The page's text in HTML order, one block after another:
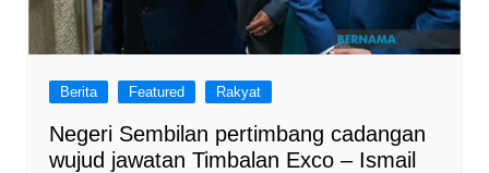
Berita Featured Rakyat
Negeri Sembilan pertimbang cadangan
wujud jawatan Timbalan Exco – Ismail